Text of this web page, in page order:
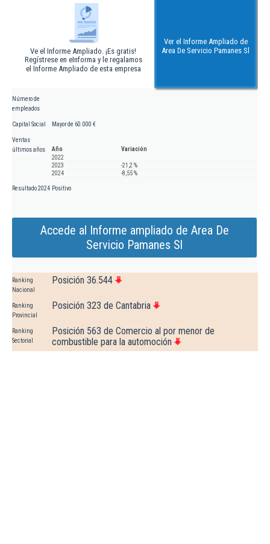
Ve el Informe Ampliado. ¡Es gratis!
Regístrese en eInforma y le regalamos
el Informe Ampliado de esta empresa
Ver el Informe Ampliado de
Area De Servicio Pamanes Sl
Número de
empleados
Capital Social Mayor de 60.000 €
Ventas
últimos años
Año
Variación
2022
2023
-21,2 %
2024
-8,55 %
Resultado 2024 Positivo
Accede al Informe ampliado de Area De
Servicio Pamanes Sl
Ranking
Nacional
Posición 36.544
Ranking
Provincial
Posición 323 de Cantabria
Ranking
Sectorial
Posición 563 de Comercio al por menor de
combustible para la automoción